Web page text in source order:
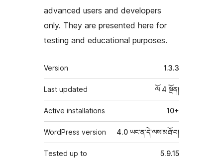
advanced users and developers
only. They are presented here for
testing and educational purposes.
ཟུར་
བརྗོད།
Version 1.3.3
Last updated ལོ 4 སྔོན།
Active installations 10+
WordPress version 4.0 ཡང་ན་དེ་ལས་མཐོ་བ།
Tested up to 5.9.15